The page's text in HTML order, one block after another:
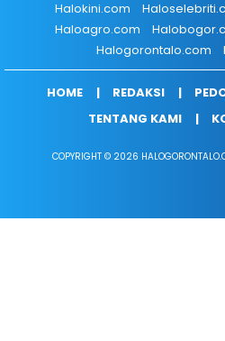
Halokini.com
Haloagro.com
Halogorontalo.com
HOME REDAKSI
TENTANG KAMI
COPYRIGHT © 2026